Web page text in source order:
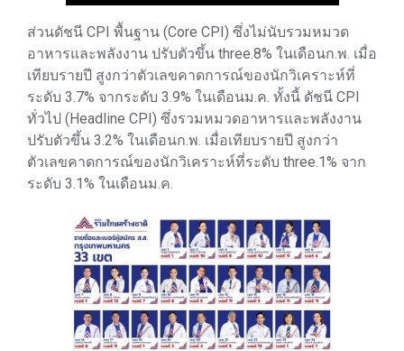
ส่วนดัชนี CPI พื้นฐาน (Core CPI) ซึ่งไม่นับรวมหมวด
อาหารและพลังงาน ปรับตัวขึ้น three.8% ในเดือนก.พ. เมื่อ
เทียบรายปี สูงกว่าตัวเลขคาดการณ์ของนักวิเคราะห์ที่
ระดับ 3.7% จากระดับ 3.9% ในเดือนม.ค. ทั้งนี้ ดัชนี CPI
ทั่วไป (Headline CPI) ซึ่งรวมหมวดอาหารและพลังงาน
ปรับตัวขึ้น 3.2% ในเดือนก.พ. เมื่อเทียบรายปี สูงกว่า
ตัวเลขคาดการณ์ของนักวิเคราะห์ที่ระดับ three.1% จาก
ระดับ 3.1% ในเดือนม.ค.